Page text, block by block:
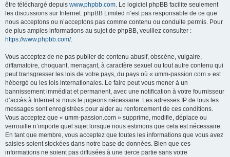
être téléchargé depuis www.phpbb.com. Le logiciel phpBB facilite seulement
les discussions sur Internet. phpBB Limited n’est pas responsable de ce que
nous acceptons ou n’acceptons pas comme contenu ou conduite permis. Pour
de plus amples informations au sujet de phpBB, veuillez consulter :
https://www.phpbb.com/.
Vous acceptez de ne pas publier de contenu abusif, obscène, vulgaire,
diffamatoire, choquant, menaçant, à caractère sexuel ou tout autre contenu qui
peut transgresser les lois de votre pays, du pays où « umm-passion.com » est
hébergé ou les lois internationales. Le faire peut vous mener à un
bannissement immédiat et permanent, avec une notification à votre fournisseur
d’accès à Internet si nous le jugeons nécessaire. Les adresses IP de tous les
messages sont enregistrées pour aider au renforcement de ces conditions.
Vous acceptez que « umm-passion.com » supprime, modifie, déplace ou
verrouille n’importe quel sujet lorsque nous estimons que cela est nécessaire.
En tant que membre, vous acceptez que toutes les informations que vous avez
saisies soient stockées dans notre base de données. Bien que ces
informations ne soient pas diffusées à une tierce partie sans votre